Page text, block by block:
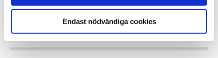
Endast nödvändiga cookies
SiS årliga statistik 2005 (pdf , nytt fönster)